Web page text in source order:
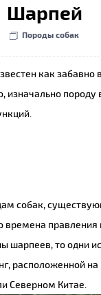
Шарпей
Породы собак
как забавно
породу
собак,
шарпеев, то одни
расположенной
Северном Китае.